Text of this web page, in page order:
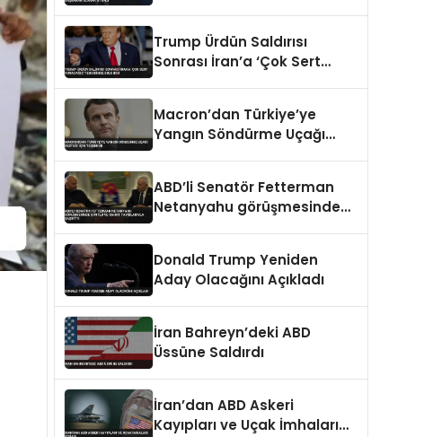
Trump Ürdün Saldırısı
Sonrası İran’a ‘Çok Sert
Macron’dan Türkiye’ye
Yangın Söndürme Uçağı
ABD’li Senatör Fetterman
Netanyahu görüşmesinde
Donald Trump Yeniden
Aday Olacağını Açıkladı
İran Bahreyn’deki ABD
Üssüne Saldırdı
İran’dan ABD Askeri
Kayıpları ve Uçak İmhaları